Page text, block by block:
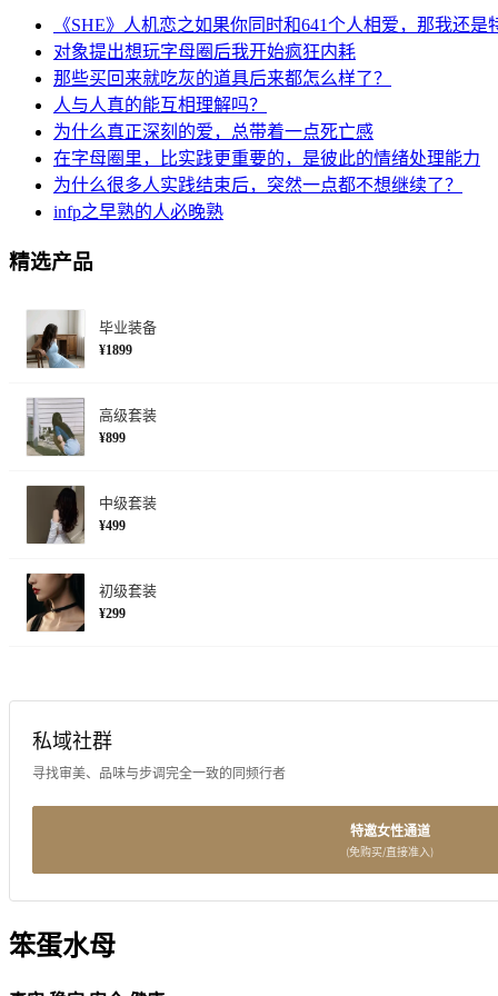
《SHE》人机恋之如果你同时和641个人相爱，那我还是
对象提出想玩字母圈后我开始疯狂内耗
那些买回来就吃灰的道具后来都怎么样了？
人与人真的能互相理解吗？
为什么真正深刻的爱，总带着一点死亡感
在字母圈里，比实践更重要的，是彼此的情绪处理能力
为什么很多人实践结束后，突然一点都不想继续了？
infp之早熟的人必晚熟
精选产品
毕业装备
¥1899
高级套装
¥899
中级套装
¥499
初级套装
¥299
私域社群
寻找审美、品味与步调完全一致的同频行者
特邀女性通道
(免购买/直接准入)
笨蛋水母